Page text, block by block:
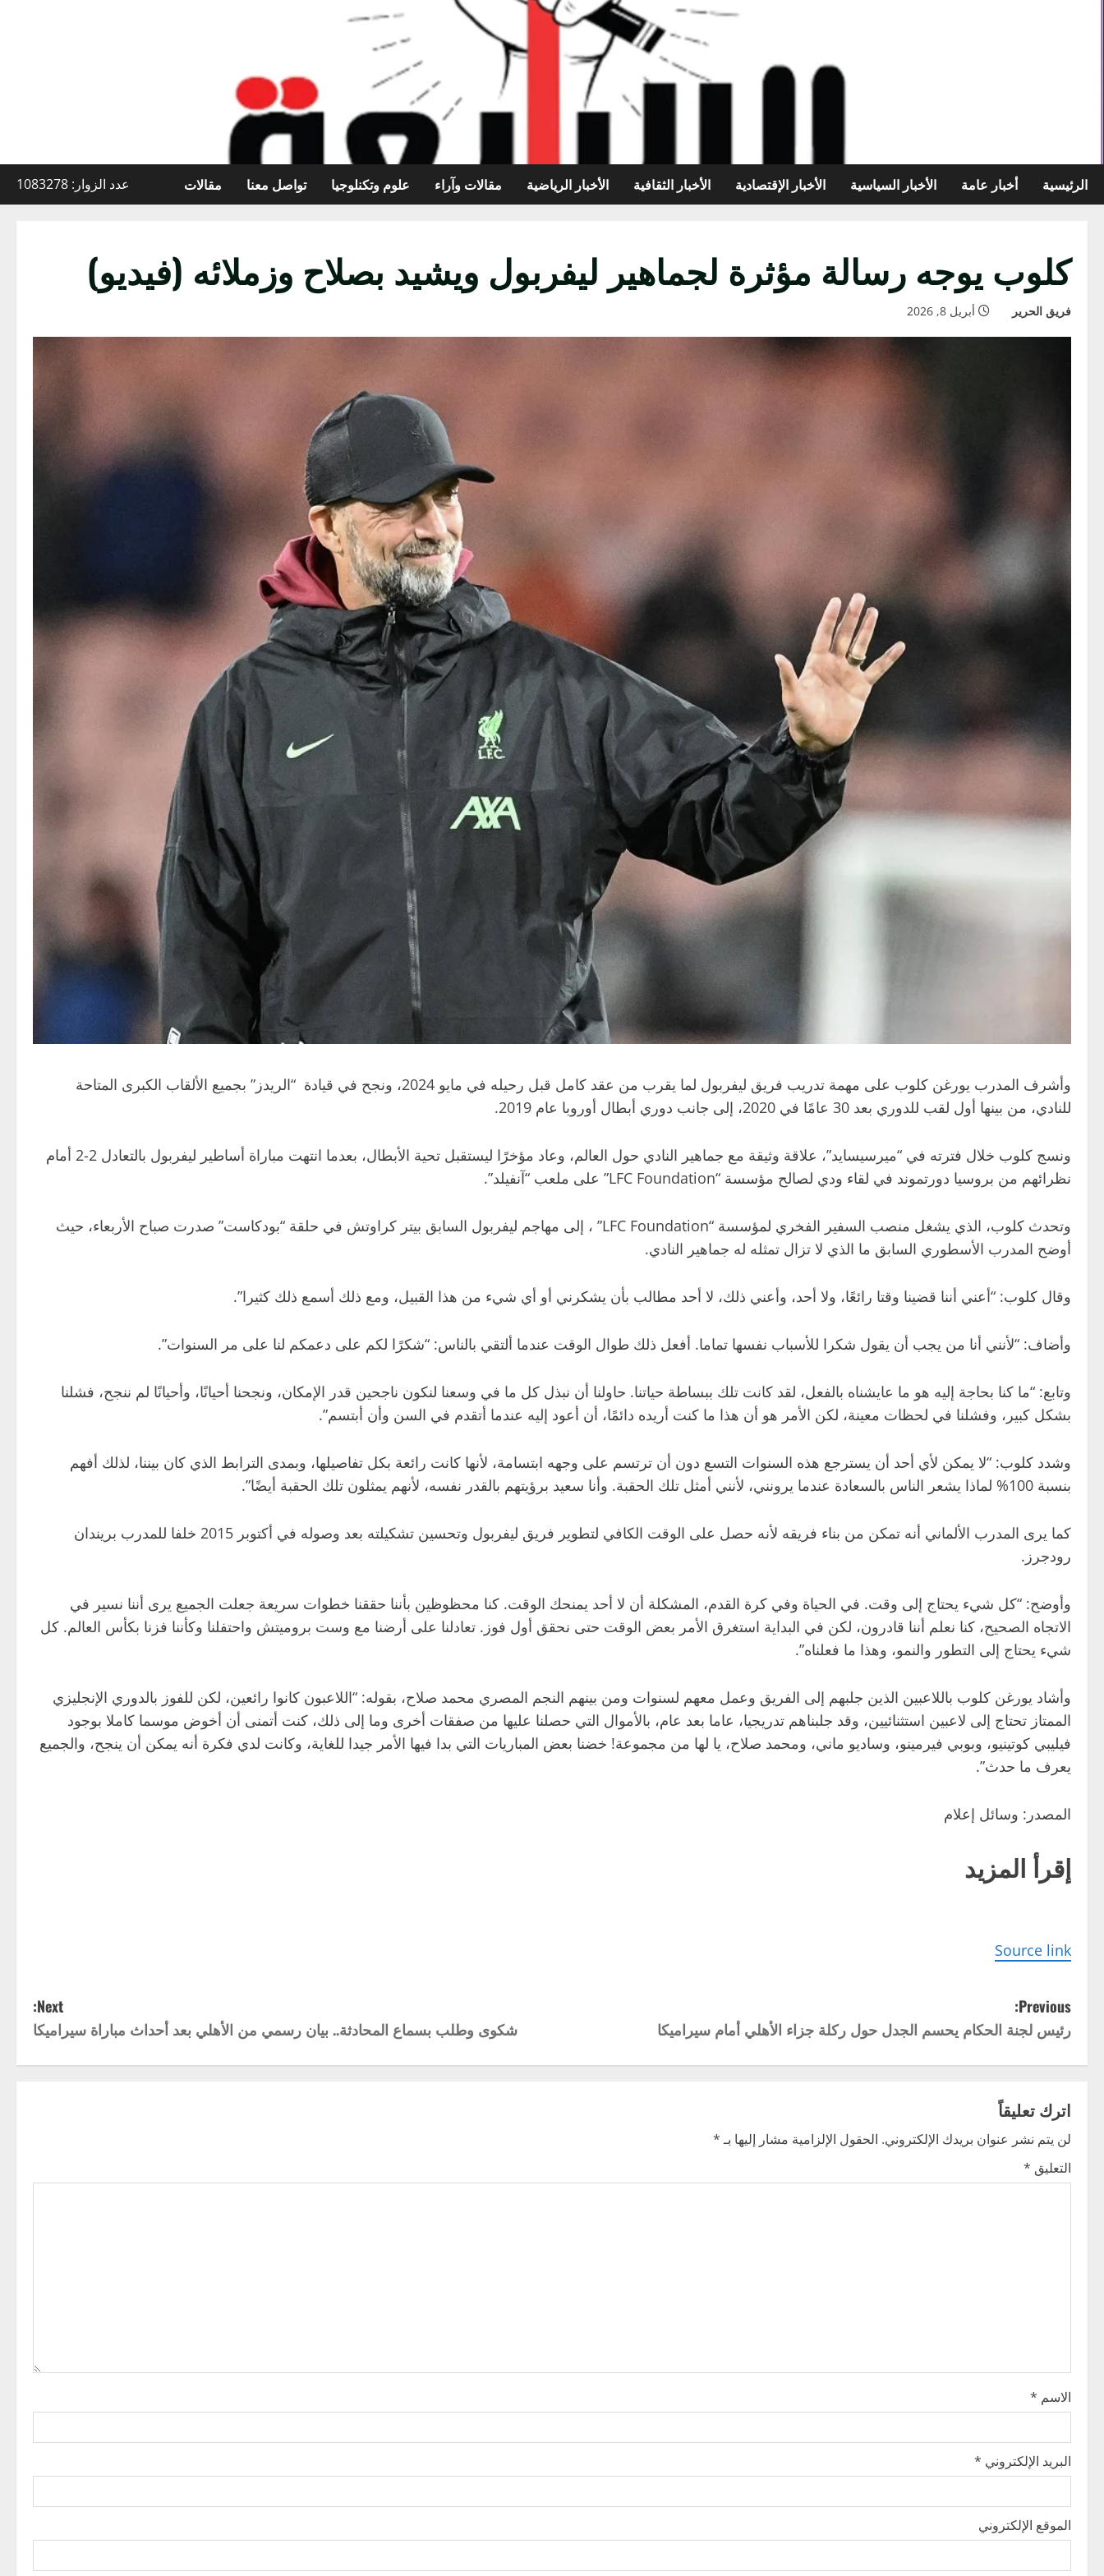
الرئيسية أخبار عامة الأخبار السياسية الأخبار الإقتصادية الأخبار الثقافية الأخبار الرياضية مقالات وآراء علوم وتكنلوجيا تواصل معنا مقالات عدد الزوار: 1083278
كلوب يوجه رسالة مؤثرة لجماهير ليفربول ويشيد بصلاح وزملائه (فيديو)
فريق الحرير أبريل 8, 2026
وأشرف المدرب يورغن كلوب على مهمة تدريب فريق ليفربول لما يقرب من عقد كامل قبل رحيله في مايو 2024، ونجح في قيادة “الريدز” بجميع الألقاب الكبرى المتاحة
للنادي، من بينها أول لقب للدوري بعد 30 عامًا في 2020، إلى جانب دوري أبطال أوروبا عام 2019.
ونسج كلوب خلال فترته في “ميرسيسايد”، علاقة وثيقة مع جماهير النادي حول العالم، وعاد مؤخرًا ليستقبل تحية الأبطال، بعدما انتهت مباراة أساطير ليفربول بالتعادل 2-2 أمام
نظرائهم من بروسيا دورتموند في لقاء ودي لصالح مؤسسة “LFC Foundation” على ملعب “آنفيلد”.
وتحدث كلوب، الذي يشغل منصب السفير الفخري لمؤسسة “LFC Foundation” ، إلى مهاجم ليفربول السابق بيتر كراوتش في حلقة “بودكاست” صدرت صباح الأربعاء، حيث
أوضح المدرب الأسطوري السابق ما الذي لا تزال تمثله له جماهير النادي.
وقال كلوب: “أعني أننا قضينا وقتا رائعًا، ولا أحد، وأعني ذلك، لا أحد مطالب بأن يشكرني أو أي شيء من هذا القبيل، ومع ذلك أسمع ذلك كثيرا”.
وأضاف: “لأنني أنا من يجب أن يقول شكرا للأسباب نفسها تماما. أفعل ذلك طوال الوقت عندما ألتقي بالناس: “شكرًا لكم على دعمكم لنا على مر السنوات”.
وتابع: “ما كنا بحاجة إليه هو ما عايشناه بالفعل، لقد كانت تلك ببساطة حياتنا. حاولنا أن نبذل كل ما في وسعنا لنكون ناجحين قدر الإمكان، ونجحنا أحيانًا، وأحيانًا لم ننجح، فشلنا
بشكل كبير، وفشلنا في لحظات معينة، لكن الأمر هو أن هذا ما كنت أريده دائمًا، أن أعود إليه عندما أتقدم في السن وأن أبتسم”.
وشدد كلوب: “لا يمكن لأي أحد أن يسترجع هذه السنوات التسع دون أن ترتسم على وجهه ابتسامة، لأنها كانت رائعة بكل تفاصيلها، وبمدى الترابط الذي كان بيننا، لذلك أفهم
بنسبة 100% لماذا يشعر الناس بالسعادة عندما يرونني، لأنني أمثل تلك الحقبة. وأنا سعيد برؤيتهم بالقدر نفسه، لأنهم يمثلون تلك الحقبة أيضًا”.
كما يرى المدرب الألماني أنه تمكن من بناء فريقه لأنه حصل على الوقت الكافي لتطوير فريق ليفربول وتحسين تشكيلته بعد وصوله في أكتوبر 2015 خلفا للمدرب بريندان
رودجرز.
وأوضح: “كل شيء يحتاج إلى وقت. في الحياة وفي كرة القدم، المشكلة أن لا أحد يمنحك الوقت. كنا محظوظين بأننا حققنا خطوات سريعة جعلت الجميع يرى أننا نسير في
الاتجاه الصحيح، كنا نعلم أننا قادرون، لكن في البداية استغرق الأمر بعض الوقت حتى نحقق أول فوز. تعادلنا على أرضنا مع وست بروميتش واحتفلنا وكأننا فزنا بكأس العالم. كل
شيء يحتاج إلى التطور والنمو، وهذا ما فعلناه”.
وأشاد يورغن كلوب باللاعبين الذين جلبهم إلى الفريق وعمل معهم لسنوات ومن بينهم النجم المصري محمد صلاح، بقوله: “اللاعبون كانوا رائعين، لكن للفوز بالدوري الإنجليزي
الممتاز تحتاج إلى لاعبين استثنائيين، وقد جلبناهم تدريجيا، عاما بعد عام، بالأموال التي حصلنا عليها من صفقات أخرى وما إلى ذلك، كنت أتمنى أن أخوض موسما كاملا بوجود
فيليبي كوتينيو، وبوبي فيرمينو، وساديو ماني، ومحمد صلاح، يا لها من مجموعة! خضنا بعض المباريات التي بدا فيها الأمر جيدا للغاية، وكانت لدي فكرة أنه يمكن أن ينجح، والجميع
يعرف ما حدث”.
المصدر: وسائل إعلام
إقرأ المزيد
Source link
P
o
s
t
n
a
i
o
n
Previous:
رئيس لجنة الحكام يحسم الجدل حول ركلة جزاء الأهلي أمام سيراميكا
Next:
شكوى وطلب بسماع المحادثة.. بيان رسمي من الأهلي بعد أحداث مباراة سيراميكا
اترك تعليقاً
لن يتم نشر عنوان بريدك الإلكتروني. الحقول الإلزامية مشار إليها بـ*
التعليق *
الاسم *
البريد الإلكتروني *
الموقع الإلكتروني